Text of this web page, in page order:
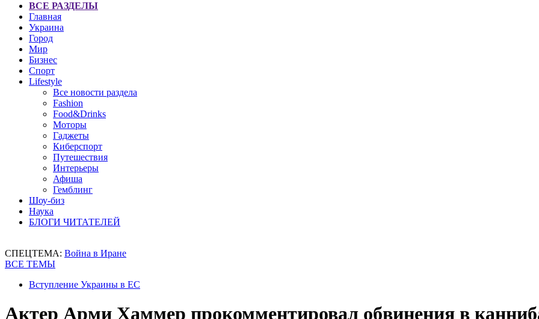
ВСЕ РАЗДЕЛЫ
Главная
Украина
Город
Мир
Бизнес
Спорт
Lifestyle
Все новости раздела
Fashion
Food&Drinks
Моторы
Гаджеты
Киберспорт
Путешествия
Интерьеры
Афиша
Гемблинг
Шоу-биз
Наука
БЛОГИ ЧИТАТЕЛЕЙ
СПЕЦТЕМА: Война в Иране
ВСЕ ТЕМЫ
Вступление Украины в ЕС
Актер Арми Хаммер прокомментировал обвинения в